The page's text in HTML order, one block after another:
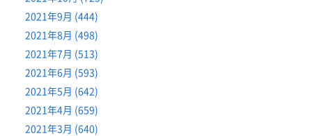
2021年9月 (444)
2021年8月 (498)
2021年7月 (513)
2021年6月 (593)
2021年5月 (642)
2021年4月 (659)
2021年3月 (640)